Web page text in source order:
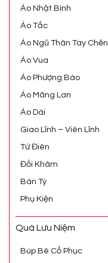
Áo Nhật Bình
Áo Tấc
Áo Ngũ Thân Tay Chẽn
Áo Vua
Áo Phượng Bào
Áo Mãng Lan
Áo Dài
Giao Lĩnh – Viên Lĩnh
Tứ Điên
Đối Khâm
Bán Tý
Phụ Kiện
Quà Lưu Niệm
Búp Bê Cổ Phục